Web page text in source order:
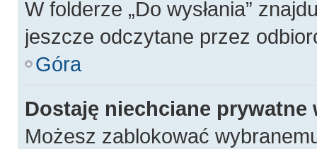
W folderze „Do wysłania”
jeszcze odczytane przez
Góra
Dostaję niechciane prywatne
Możesz zablokować